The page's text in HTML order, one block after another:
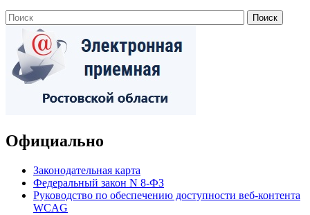
Официально
Законодательная карта
Федеральный закон N 8-ФЗ
Руководство по обеспечению доступности веб-контента
WCAG